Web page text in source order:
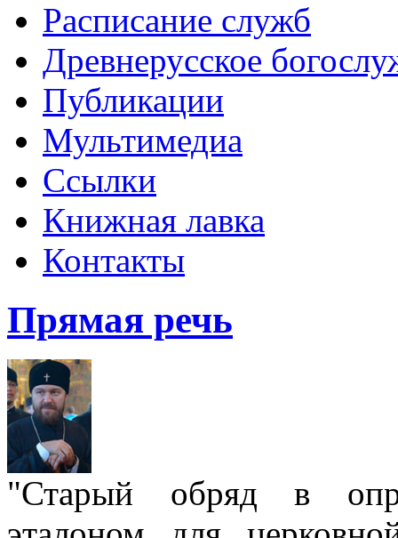
Расписание служб
Древнерусское
Публикации
Мультимедиа
Ссылки
Книжная лавка
Контакты
Прямая речь
"Старый обряд в